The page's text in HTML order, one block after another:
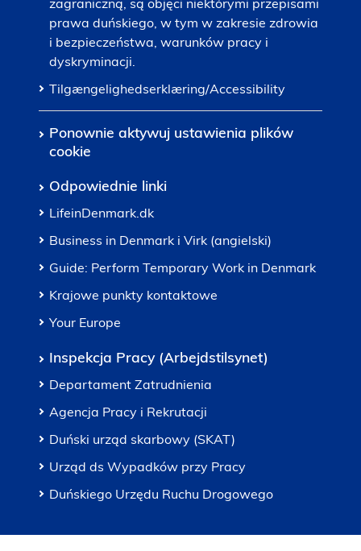
prawa duńskiego, w tym w zakresie zdrowia
i bezpieczeństwa, warunków pracy i
dyskryminacji.
Tilgængelighedserklæring/Accessibility
Ponownie aktywuj ustawienia plików
cookie
Odpowiednie linki
LifeinDenmark.dk
Business in Denmark i Virk (angielski)
Guide: Perform Temporary Work in Denmark
Krajowe punkty kontaktowe
Your Europe
Inspekcja Pracy (Arbejdstilsynet)
Departament Zatrudnienia
Agencja Pracy i Rekrutacji
Duński urząd skarbowy (SKAT)
Urząd ds Wypadków przy Pracy
Duńskiego Urzędu Ruchu Drogowego